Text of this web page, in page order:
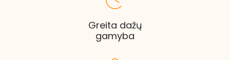
Greita dažų
gamyba